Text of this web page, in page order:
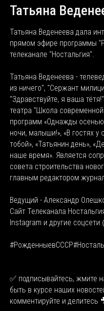
Татьяна
Татьяна Веденеева дала
прямом эфире программы
телеканале "Ностальгия".
Татьяна Веденеева -
из ничего", "Сержант
"Здравствуйте, я ваша
театра "Школа
программ «Однажды
ночи, малыши!», «В гостях у
тобой», «Татьянин день»,
наше время». Является
совета строительства
главным редактором
Ведущий - Александр
Сайт Телеканала
Instagram и другие соцсети
✅ подписывайтесь, жмите
быть в курсе наших
комментируйте и делитесь